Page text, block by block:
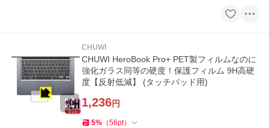
CHUWI
CHUWI HeroBook Pro+ PET製フィルムなのに
強化ガラス同等の硬度！保護フィルム 9H高硬
度【反射低減】 (タッチパッド用)
1,236円
5% （56pt）